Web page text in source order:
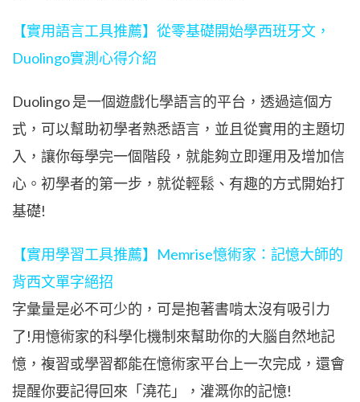
【實用語言工具推薦】從零基礎開始學西班牙文，
Duolingo實測心得介紹
Duolingo 是一個遊戲化學語言的平台，透過這個方
式，可以幫助初學者熟悉語言，並且從實用的主題切
入，讓你每學完一個階段，就能夠立即運用及增加信
心。初學者的第一步，就從輕鬆、有趣的方式開始打
基礎!
【實用學習工具推薦】Memrise憶術家：記憶大師的
背西文單字絕招
字彙量是必不可少的，可是抱著書啃太沒有吸引力
了!用憶術家的科學化機制來幫助你的大腦自然地記
憶，複習或學習都能在憶術家平台上一次完成，還會
提醒你要記得回來「澆花」，灌溉你的記憶!